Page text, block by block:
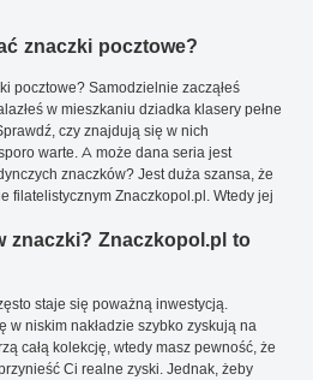
znaczki pocztowe?
pocztowe? Samodzielnie zacząłeś
w mieszkaniu dziadka klasery pełne
czy znajdują się w nich
warte. A może dana seria jest
znaczków? Jest duża szansa, że
filatelistycznym Znaczkopol.pl. Wtedy jej
znaczki? Znaczkopol.pl to
staje się poważną inwestycją.
w niskim nakładzie szybko zyskują na
całą kolekcję, wtedy masz pewność, że
Ci realne zyski. Jednak, żeby